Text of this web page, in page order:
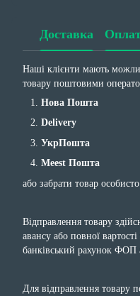
Доставка
Наші клієнти мають
товару поштовими
Нова Пошта
Delivery
УкрПошта
Meest Пошта
або забрати товар
Відправлення товару
авансу або повної
банківський рахунок ФОП
Для відправлення товару